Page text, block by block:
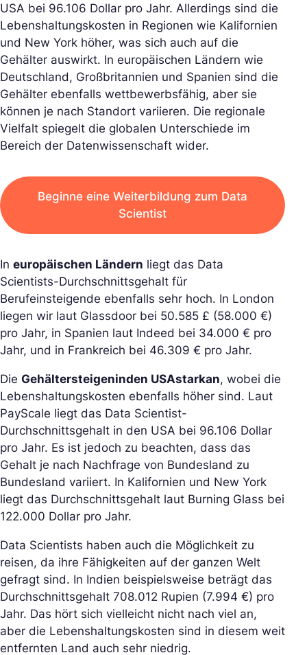
USA bei 96.106 Dollar pro Jahr. Allerdings sind die
Lebenshaltungskosten in Regionen wie Kalifornien
und New York höher, was sich auch auf die
Gehälter auswirkt. In europäischen Ländern wie
Deutschland, Großbritannien und Spanien sind die
Gehälter ebenfalls wettbewerbsfähig, aber sie
können je nach Standort variieren. Die regionale
Vielfalt spiegelt die globalen Unterschiede im
Bereich der Datenwissenschaft wider.
Beginne eine Weiterbildung zum Data
Scientist
In europäischen Ländern liegt das Data
Scientists-Durchschnittsgehalt für
Berufeinsteigende ebenfalls sehr hoch. In London
liegen wir laut Glassdoor bei 50.585 £ (58.000 €)
pro Jahr, in Spanien laut Indeed bei 34.000 € pro
Jahr, und in Frankreich bei 46.309 € pro Jahr.
Die Gehältersteigeninden USAstarkan, wobei die
Lebenshaltungskosten ebenfalls höher sind. Laut
PayScale liegt das Data Scientist-
Durchschnittsgehalt in den USA bei 96.106 Dollar
pro Jahr. Es ist jedoch zu beachten, dass das
Gehalt je nach Nachfrage von Bundesland zu
Bundesland variiert. In Kalifornien und New York
liegt das Durchschnittsgehalt laut Burning Glass bei
122.000 Dollar pro Jahr.
Data Scientists haben auch die Möglichkeit zu
reisen, da ihre Fähigkeiten auf der ganzen Welt
gefragt sind. In Indien beispielsweise beträgt das
Durchschnittsgehalt 708.012 Rupien (7.994 €) pro
Jahr. Das hört sich vielleicht nicht nach viel an,
aber die Lebenshaltungskosten sind in diesem weit
entfernten Land auch sehr niedrig.